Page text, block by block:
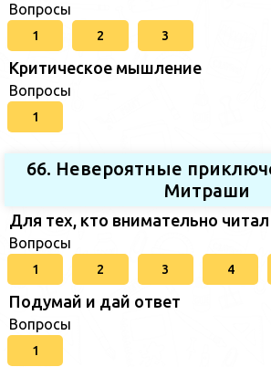
Вопросы
1 2 3
Критическое мышление
Вопросы
1
66. Невероятные
Митраши
Для тех, кто внимательно читал
Вопросы
1 2 3 4
Подумай и дай ответ
Вопросы
1